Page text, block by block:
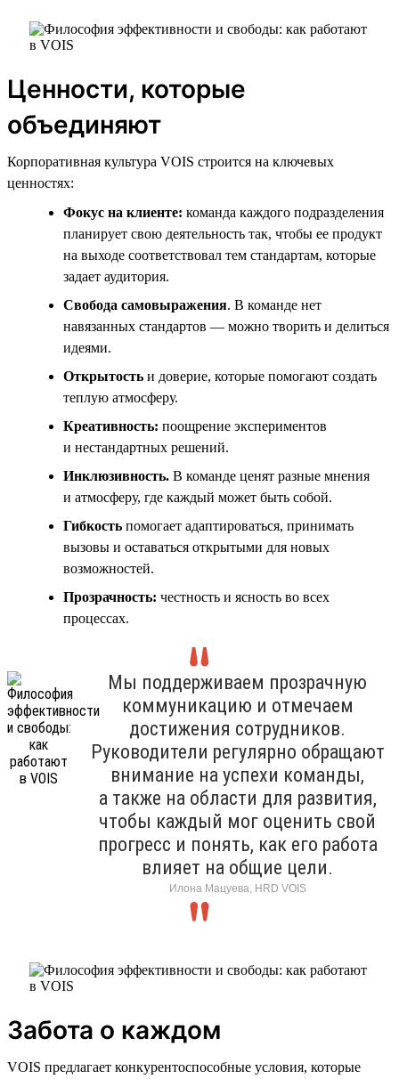
Ценности, которые
объединяют
Корпоративная культура VOIS строится на ключевых
ценностях:
Фокус на клиенте: команда каждого подразделения
планирует свою деятельность так, чтобы ее продукт
на выходе соответствовал тем стандартам, которые
задает аудитория.
Свобода самовыражения. В команде нет
навязанных стандартов — можно творить и делиться
идеями.
Открытость и доверие, которые помогают создать
теплую атмосферу.
Креативность: поощрение экспериментов
и нестандартных решений.
Инклюзивность. В команде ценят разные мнения
и атмосферу, где каждый может быть собой.
Гибкость помогает адаптироваться, принимать
вызовы и оставаться открытыми для новых
возможностей.
Прозрачность: честность и ясность во всех
процессах.
Мы поддерживаем прозрачную
коммуникацию и отмечаем
достижения сотрудников.
Руководители регулярно обращают
внимание на успехи команды,
а также на области для развития,
чтобы каждый мог оценить свой
прогресс и понять, как его работа
влияет на общие цели.
Илона Мацуева, HRD VOIS
Забота о каждом
VOIS предлагает конкурентоспособные условия, которые